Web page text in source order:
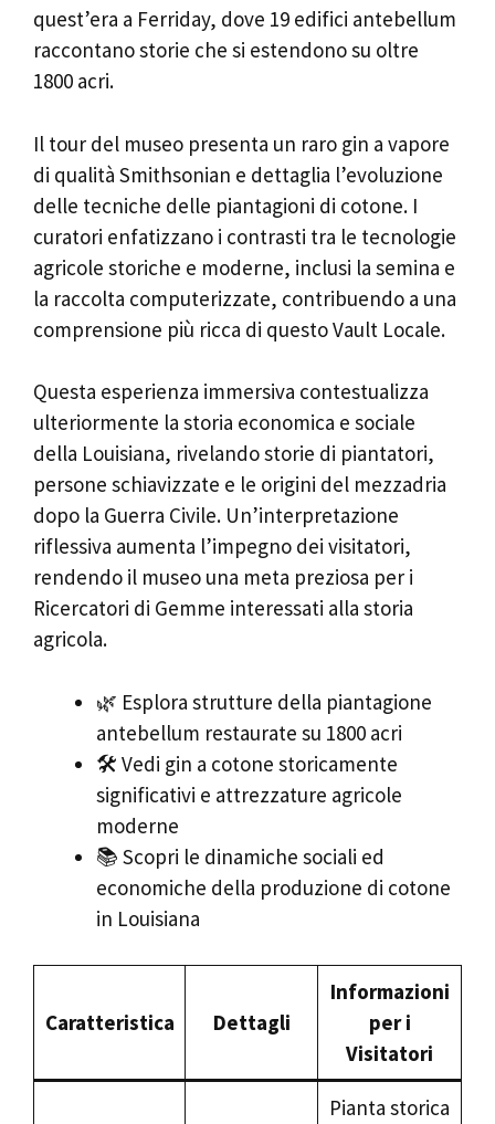
quest’era a Ferriday, dove 19 edifici antebellum
raccontano storie che si estendono su oltre
1800 acri.
Il tour del museo presenta un raro gin a vapore
di qualità Smithsonian e dettaglia l’evoluzione
delle tecniche delle piantagioni di cotone. I
curatori enfatizzano i contrasti tra le tecnologie
agricole storiche e moderne, inclusi la semina e
la raccolta computerizzate, contribuendo a una
comprensione più ricca di questo Vault Locale.
Questa esperienza immersiva contestualizza
ulteriormente la storia economica e sociale
della Louisiana, rivelando storie di piantatori,
persone schiavizzate e le origini del mezzadria
dopo la Guerra Civile. Un’interpretazione
riflessiva aumenta l’impegno dei visitatori,
rendendo il museo una meta preziosa per i
Ricercatori di Gemme interessati alla storia
agricola.
🌿 Esplora strutture della piantagione
antebellum restaurate su 1800 acri
🛠️ Vedi gin a cotone storicamente
significativi e attrezzature agricole
moderne
📚 Scopri le dinamiche sociali ed
economiche della produzione di cotone
in Louisiana
Caratteristica Dettagli
Informazioni
per i
Visitatori
Pianta storica